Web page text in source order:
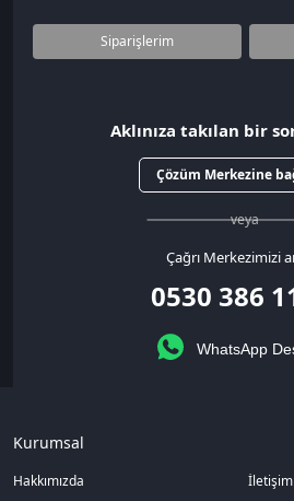
Siparişlerim
Aklınıza takılan bir
Çözüm Merkezine
veya
Çağrı Merkezimizi
0530 386
WhatsApp
Kurumsal
Hakkımızda
İletişim